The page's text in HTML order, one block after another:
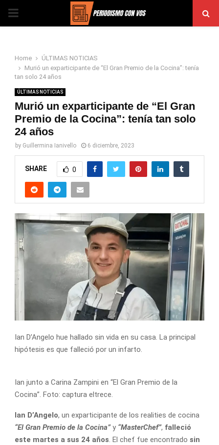
PRIMARY
Home
ÚLTIMAS NOTICIAS
Murió un exparticipante de “El Gran Premio de la Cocina”: tenía
tan solo 24 años
ÚLTIMAS NOTICIAS
Murió un exparticipante de “El Gran
Premio de la Cocina”: tenía tan solo
24 años
by Guillermina Ianivello 6 diciembre, 2023
SHARE 0
Ian D’Angelo hue hallado sin vida en su casa. La principal
hipótesis es que falleció por un infarto.
Ian junto a Carina Zampini en “El Gran Premio de la
Cocina”. Foto: captura eltrece.
Ian D’Angelo, un exparticipante de los realities de cocina
“El Gran Premio de la Cocina”y “MasterChef”, falleció
este martes a sus 24 años. El chef fue encontrado sin